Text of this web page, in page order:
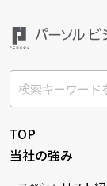
TOP
当社の強み